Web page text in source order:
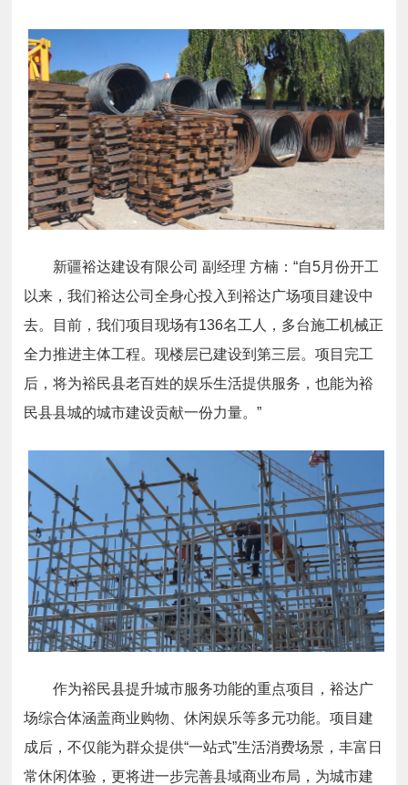
新疆裕达建设有限公司 副经理 方楠：“自5月份开工
以来，我们裕达公司全身心投入到裕达广场项目建设中
去。目前，我们项目现场有136名工人，多台施工机械正
全力推进主体工程。现楼层已建设到第三层。项目完工
后，将为裕民县老百姓的娱乐生活提供服务，也能为裕
民县县城的城市建设贡献一份力量。”
作为裕民县提升城市服务功能的重点项目，裕达广
场综合体涵盖商业购物、休闲娱乐等多元功能。项目建
成后，不仅能为群众提供“一站式”生活消费场景，丰富日
常休闲体验，更将进一步完善县域商业布局，为城市建